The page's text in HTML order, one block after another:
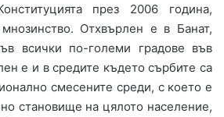
през 2006 година,
Отхвърлен е в Банат,
всички по-големи градове във
е и в средите където сърбите са
смесените среди, с което е
становище на цялото население,